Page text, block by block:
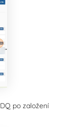
po založení